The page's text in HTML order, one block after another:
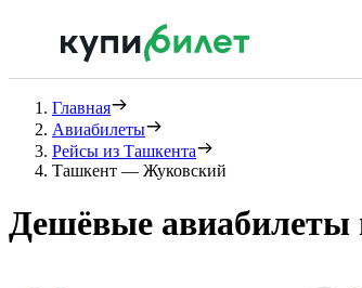
Главная
Авиабилеты
Рейсы из Ташкента
Ташкент — Жуковский
Дешёвые авиабилеты